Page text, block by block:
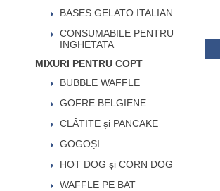
BASES GELATO ITALIAN
CONSUMABILE PENTRU
INGHETATA
MIXURI PENTRU COPT
BUBBLE WAFFLE
GOFRE BELGIENE
CLĂTITE și PANCAKE
GOGOȘI
HOT DOG și CORN DOG
WAFFLE PE BAT